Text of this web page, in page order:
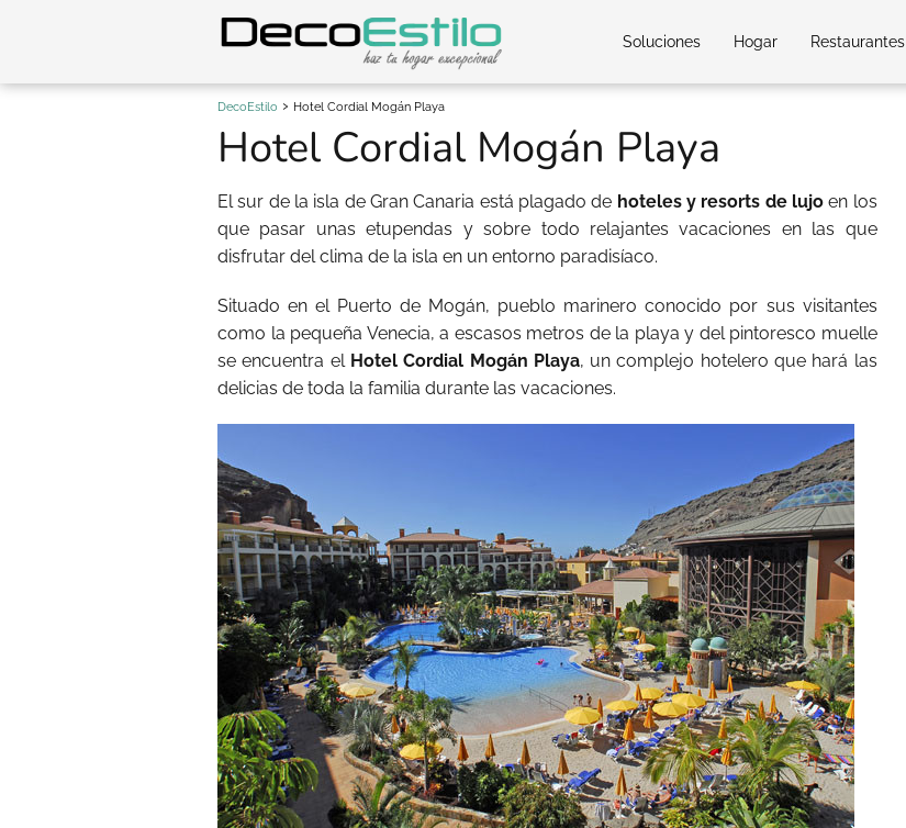
Soluciones Hogar Restaurantes
DecoEstilo Hotel Cordial Mogán Playa
Hotel Cordial Mogán Playa
El sur de la isla de Gran Canaria está plagado de hoteles y resorts de lujoen los
que pasar unas etupendas y sobre todo relajantes vacaciones en las que
disfrutar del clima de la isla en un entorno paradisíaco.
Situado en el Puerto de Mogán, pueblo marinero conocido por sus visitantes
como la pequeña Venecia, a escasos metros de la playa y del pintoresco muelle
se encuentra el Hotel Cordial Mogán Playa, un complejo hotelero que hará las
delicias de toda la familia durante las vacaciones.